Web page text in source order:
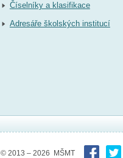
Číselníky a klasifikace
Adresáře školských institucí
© 2013 – 2026 MŠMT